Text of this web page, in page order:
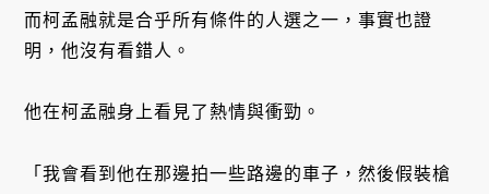
而柯孟融就是合乎所有條件的人選之一，事實也證
明，他沒有看錯人。
他在柯孟融身上看見了熱情與衝勁。
「我會看到他在那邊拍一些路邊的車子，然後假裝槍